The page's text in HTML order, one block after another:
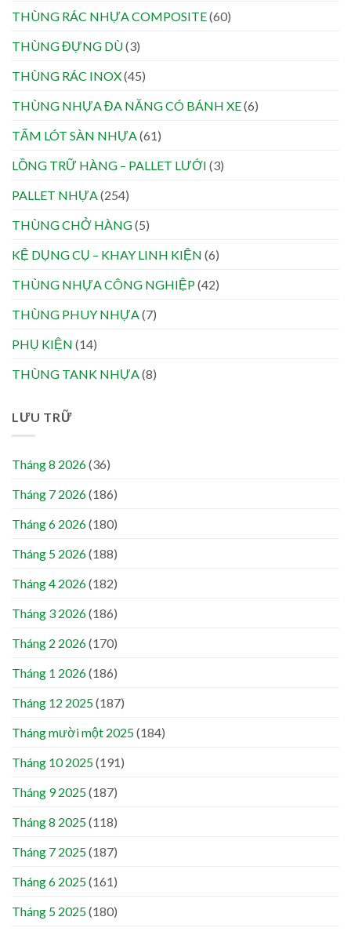
THÙNG RÁC NHỰA COMPOSITE(60)
THÙNG ĐỰNG DÙ(3)
THÙNG RÁC INOX(45)
THÙNG NHỰA ĐA NĂNG CÓ BÁNH XE(6)
TẤM LÓT SÀN NHỰA (61)
LỒNG TRỮ HÀNG – PALLET LƯỚI (3)
PALLET NHỰA (254)
THÙNG CHỞ HÀNG(5)
KỆ DỤNG CỤ – KHAY LINH KIỆN (6)
THÙNG NHỰA CÔNG NGHIỆP(42)
THÙNG PHUY NHỰA (7)
PHỤ KIỆN (14)
THÙNG TANK NHỰA (8)
LƯU TRỮ
Tháng 8 2026(36)
Tháng 7 2026(186)
Tháng 6 2026(180)
Tháng 5 2026(188)
Tháng 4 2026(182)
Tháng 3 2026(186)
Tháng 2 2026(170)
Tháng 1 2026(186)
Tháng 12 2025(187)
Tháng mười một 2025(184)
Tháng 10 2025(191)
Tháng 9 2025(187)
Tháng 8 2025(118)
Tháng 7 2025(187)
Tháng 6 2025(161)
Tháng 5 2025(180)